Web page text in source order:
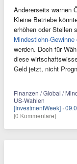
Andererseits warnen
Kleine Betriebe
erhöhen oder Stellen
Mindestlohn-
werden. Doch für
diese
Geld jetzt, nicht
Finanzen / Global /
US-Wahlen
[InvestmentWeek] ·
[0 Kommentare]